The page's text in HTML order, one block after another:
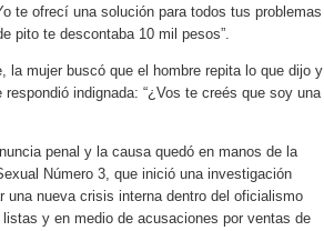
te ofrecí una solución para todos tus problemas
pito te descontaba 10 mil pesos”.
la mujer buscó que el hombre repita lo que dijo y
indignada: “¿Vos te creés que soy una
penal y la causa quedó en manos de la
Número 3, que inició una investigación
una nueva crisis interna dentro del oficialismo
y en medio de acusaciones por ventas de